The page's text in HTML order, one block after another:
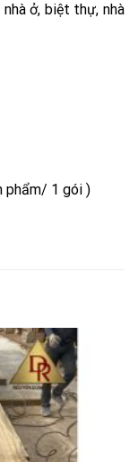
ở, biệt thự, nhà
phẩm/ 1 gói )